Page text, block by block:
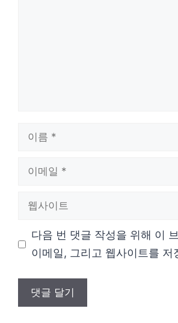
다음 번 댓글 작성을 위해 이
이메일, 그리고 웹사이트를 저